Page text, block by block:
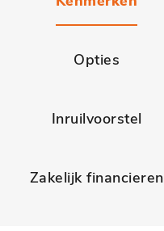
Opties
Inruilvoorstel
Zakelijk financieren